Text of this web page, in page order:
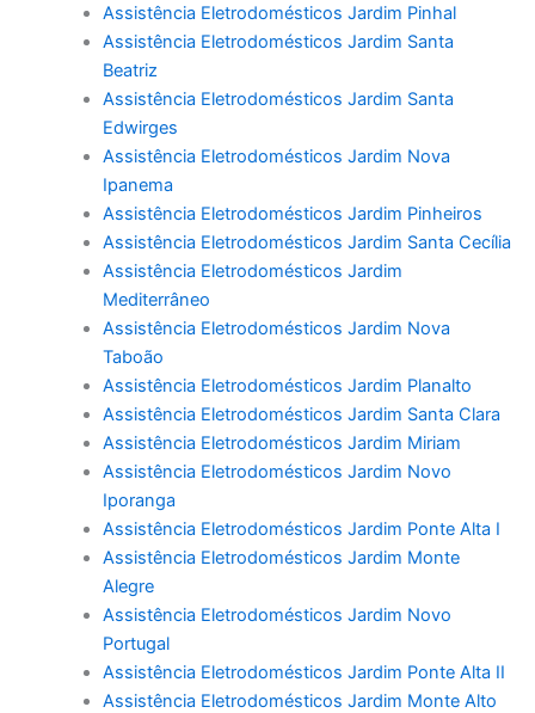
Assistência Eletrodomésticos Jardim Pinhal
Assistência Eletrodomésticos Jardim Santa
Beatriz
Assistência Eletrodomésticos Jardim Santa
Edwirges
Assistência Eletrodomésticos Jardim Nova
Ipanema
Assistência Eletrodomésticos Jardim Pinheiros
Assistência Eletrodomésticos Jardim Santa Cecília
Assistência Eletrodomésticos Jardim
Mediterrâneo
Assistência Eletrodomésticos Jardim Nova
Taboão
Assistência Eletrodomésticos Jardim Planalto
Assistência Eletrodomésticos Jardim Santa Clara
Assistência Eletrodomésticos Jardim Miriam
Assistência Eletrodomésticos Jardim Novo
Iporanga
Assistência Eletrodomésticos Jardim Ponte Alta I
Assistência Eletrodomésticos Jardim Monte
Alegre
Assistência Eletrodomésticos Jardim Novo
Portugal
Assistência Eletrodomésticos Jardim Ponte Alta II
Assistência Eletrodomésticos Jardim Monte Alto